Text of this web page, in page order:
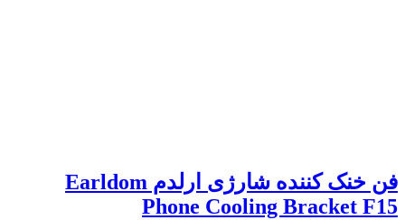
فن خنک کننده شارژی ارلدم Earldom
Phone Cooling Bracket F15